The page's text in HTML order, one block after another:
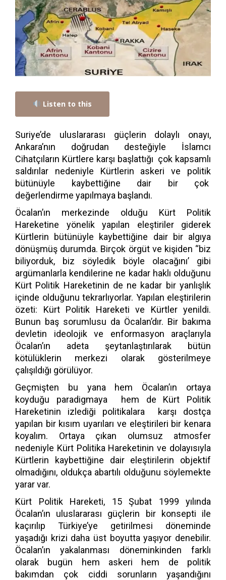
Listen to this
Suriye’de uluslararası güçlerin dolaylı onayı,
Ankara’nın doğrudan desteğiyle İslamcı
Cihatçıların Kürtlere karşı başlattığı çok kapsamlı
saldırılar nedeniyle Kürtlerin askeri ve politik
bütünüyle kaybettiğine dair bir çok
değerlendirme yapılmaya başlandı.
Öcalan’ın merkezinde olduğu Kürt Politik
Hareketine yönelik yapılan eleştiriler giderek
Kürtlerin bütünüyle kaybettiğine dair bir algıya
dönüşmüş durumda. Birçok örgüt ve kişiden “biz
biliyorduk, biz söyledik böyle olacağını’ gibi
argümanlarla kendilerine ne kadar haklı olduğunu
Kürt Politik Hareketinin de ne kadar bir yanlışlık
içinde olduğunu tekrarlıyorlar. Yapılan eleştirilerin
özeti: Kürt Politik Hareketi ve Kürtler yenildi.
Bunun baş sorumlusu da Öcalan’dır. Bir bakıma
devletin ideolojik ve enformasyon araçlarıyla
Öcalan’ın adeta şeytanlaştırılarak bütün
kötülüklerin merkezi olarak gösterilmeye
çalışıldığı görülüyor.
Geçmişten bu yana hem Öcalan’ın ortaya
koyduğu paradigmaya hem de Kürt Politik
Hareketinin izlediği politikalara karşı dostça
yapılan bir kısım uyarıları ve eleştirileri bir kenara
koyalım. Ortaya çıkan olumsuz atmosfer
nedeniyle Kürt Politika Hareketinin ve dolayısıyla
Kürtlerin kaybettiğine dair eleştirilerin objektif
olmadığını, oldukça abartılı olduğunu söylemekte
yarar var.
Kürt Politik Hareketi, 15 Şubat 1999 yılında
Öcalan’ın uluslararası güçlerin bir konsepti ile
kaçırılıp Türkiye’ye getirilmesi döneminde
yaşadığı krizi daha üst boyutta yaşıyor denebilir.
Öcalan’ın yakalanması döneminkinden farklı
olarak bugün hem askeri hem de politik
bakımdan çok ciddi sorunların yaşandığını